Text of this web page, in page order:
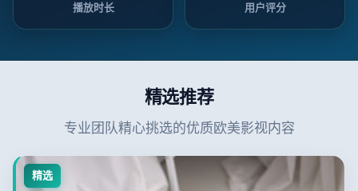
播放时长 用户评分
精选推荐
专业团队精心挑选的优质欧美影视内容
精选